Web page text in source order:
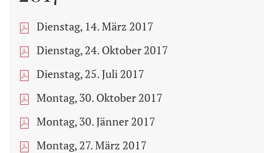
Dienstag, 14. März 2017
Dienstag, 24. Oktober 2017
Dienstag, 25. Juli 2017
Montag, 30. Oktober 2017
Montag, 30. Jänner 2017
Montag, 27. März 2017